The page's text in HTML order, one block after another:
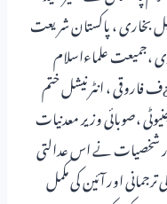
بخاری ، پاکستان شریعت
،جمیعت علماءاسلام
، انٹرنیشل ختم
،صوبائی وزیر معدنیات
شخصیات نے اس عدالتی
اور آئین کی مکمل